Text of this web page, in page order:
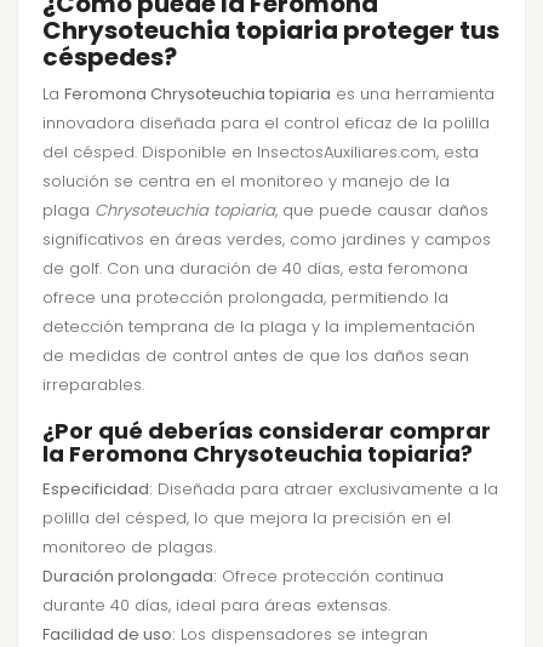
Chrysoteuchia topiaria proteger tus
céspedes?
La Feromona Chrysoteuchia topiaria es una herramienta
innovadora diseñada para el control eficaz de la polilla
del césped. Disponible en InsectosAuxiliares.com, esta
solución se centra en el monitoreo y manejo de la
plaga Chrysoteuchia topiaria, que puede causar daños
significativos en áreas verdes, como jardines y campos
de golf. Con una duración de 40 días, esta feromona
ofrece una protección prolongada, permitiendo la
detección temprana de la plaga y la implementación
de medidas de control antes de que los daños sean
irreparables.
¿Por qué deberías considerar comprar
la Feromona Chrysoteuchia topiaria?
Especificidad: Diseñada para atraer exclusivamente a la
polilla del césped, lo que mejora la precisión en el
monitoreo de plagas.
Duración prolongada: Ofrece protección continua
durante 40 días, ideal para áreas extensas.
Facilidad de uso: Los dispensadores se integran